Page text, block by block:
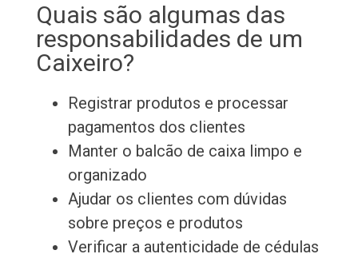
Quais são algumas das
responsabilidades de um
Caixeiro?
Registrar produtos e processar
pagamentos dos clientes
Manter o balcão de caixa limpo e
organizado
Ajudar os clientes com dúvidas
sobre preços e produtos
Verificar a autenticidade de cédulas